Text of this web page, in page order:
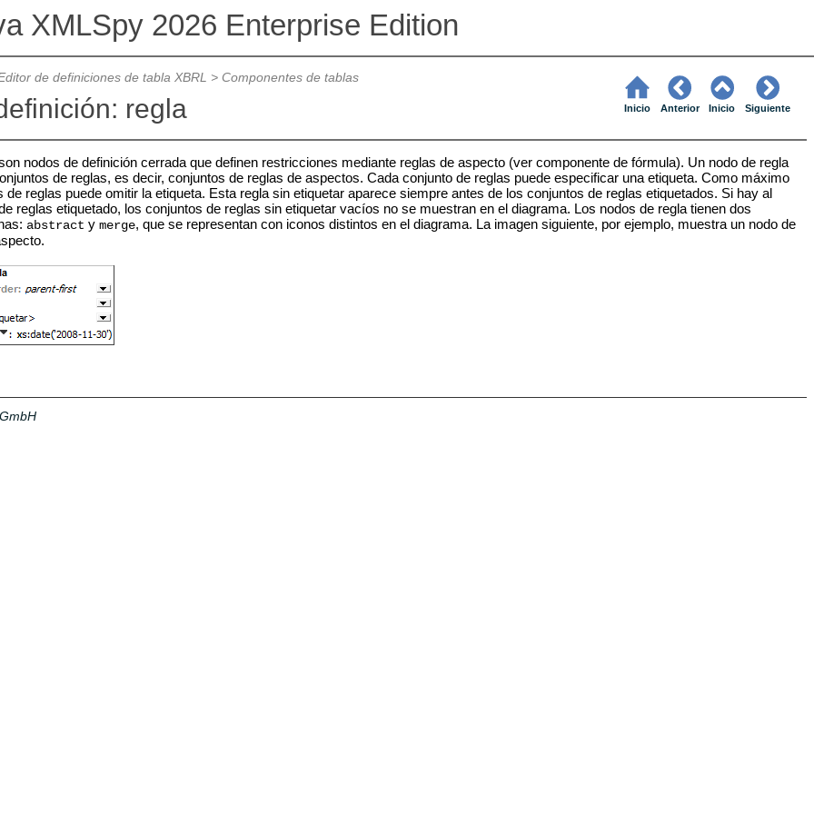
XMLSpy 2026 Enterprise Edition
de definiciones de tabla XBRL > Componentes de tablas
regla Inicio Anterior Inicio Siguiente
nodos de definición cerrada que definen restricciones mediante reglas de aspecto (ver componente de fórmula). Un nodo de regla
de reglas, es decir, conjuntos de reglas de aspectos. Cada conjunto de reglas puede especificar una etiqueta. Como máximo
de reglas puede omitir la etiqueta. Esta regla sin etiquetar aparece siempre antes de los conjuntos de reglas etiquetados. Si hay al
reglas etiquetado, los conjuntos de reglas sin etiquetar vacíos no se muestran en el diagrama. Los nodos de regla tienen dos
abstract y merge, que se representan con iconos distintos en el diagrama. La imagen siguiente, por ejemplo, muestra un nodo de